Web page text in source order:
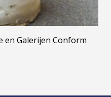
en Galerijen Conform